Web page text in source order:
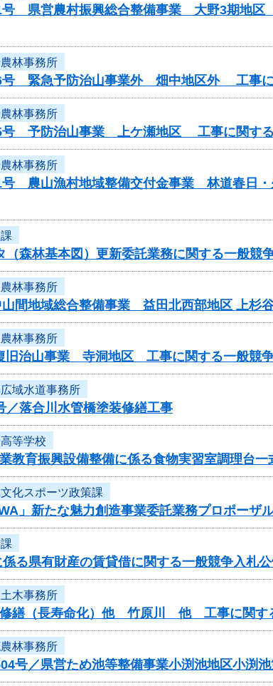
号 県営農村振興総合整備事業 大野3期地
林事務所
号 緊急予防治山事業外 畑中地区外 工事
林事務所
号 予防治山事業 上ケ瀬地区 工事に関す
林事務所
号 農山漁村地域整備交付金事業 林道春日
（森林基本図）更新委託業務に関する一般競
林事務所
山間地域総合整備事業 益田北西部地区 上杉
林事務所
旧治山事業 寺洞地区 工事に関する一般競
域水道事務所
／落合川水管橋塗装修繕工事
等学校
教育振興設備整備に係る食物実習室調理台
化スポーツ政策課
」新たな魅力創造事業委託業務プロポーザ
る県有財産の賃貸借に関する一般競争入札公
木事務所
繕（長寿命化）他 竹原川 他 工事に関す
林事務所
号／県営ため池等整備事業小渕池地区小渕